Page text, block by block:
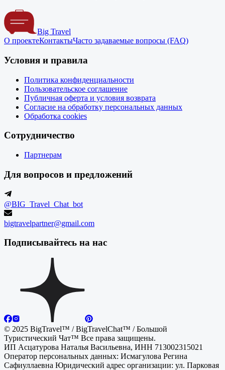
Big Travel
О проектеКонтактыЧасто задаваемые вопросы (FAQ)
Условия и правила
Политика конфиденциальности
Пользовательское соглашение
Публичная оферта и условия возврата
Согласие на обработку персональных данных
Обработка cookies
Сотрудничество
Партнерам
Для вопросов и предложений
@BIG_Travel_Chat_bot
bigtravelpartner@gmail.com
Подписывайтесь на нас
© 2025 BigTravel™ / BigTravelChat™ / Большой
Туристический Чат™ Все права защищены.
ИП Асцатурова Наталья Васильевна, ИНН 713002315021
Оператор персональных данных: Исмагулова Регина
Сафиуллаевна Юридический адрес организации: ул. Парковая